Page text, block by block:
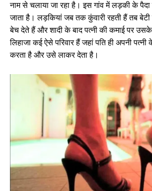
नाम से चलाया जा रहा है। इस गांव में लड़की के पैदा
जाता है। लड़कियां जब तक कुंवारी रहती हैं तब बेटी
बेच देते हैं और शादी के बाद पत्नी की कमाई पर
लिहाजा कई ऐसे परिवार हैं जहां पति ही अपनी
करता है और उसे लाकर देता है।